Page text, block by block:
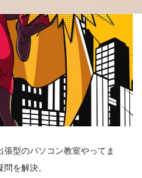
型のパソコン教室やってま
を解決。